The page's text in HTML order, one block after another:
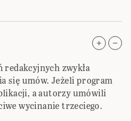
zwykła
się umów. Jeżeli program
a autorzy umówili
wycinanie trzeciego.